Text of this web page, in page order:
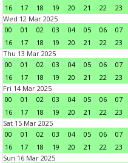
16
17 18 19 20 21 22
23
Wed 12 Mar 2025
00
01 02 03 04 05 06 07
16
17 18 19 20 21 22
23
Thu 13 Mar 2025
00
01 02 03 04 05 06 07
16
17 18 19 20 21 22
23
Fri 14 Mar 2025
00
01 02 03 04 05 06 07
16
17 18 19 20 21 22
23
Sat 15 Mar 2025
00
01 02 03 04 05 06 07
16
17 18 19 20 21 22
23
Sun 16 Mar 2025